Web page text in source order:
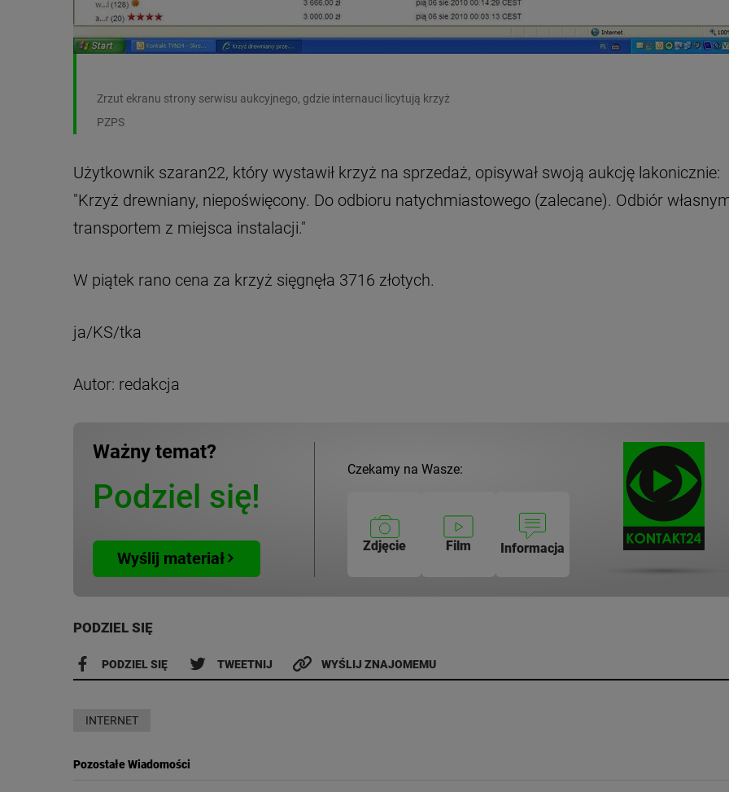
Zrzut ekranu strony serwisu aukcyjnego, gdzie internauci licytują krzyż
PZPS
Użytkownik szaran22, który wystawił krzyż na sprzedaż, opisywał swoją aukcję lakonicznie:
"Krzyż drewniany, niepoświęcony. Do odbioru natychmiastowego (zalecane). Odbiór
transportem z miejsca instalacji."
W piątek rano cena za krzyż sięgnęła 3716 złotych.
ja/KS/tka
Autor: redakcja
Ważny temat?
Podziel się!
Wyślij materiał
Czekamy na Wasze:
Zdjęcie Film Informacja
PODZIEL SIĘ
PODZIEL SIĘ TWEETNIJ WYŚLIJ ZNAJOMEMU
INTERNET
Pozostałe Wiadomości